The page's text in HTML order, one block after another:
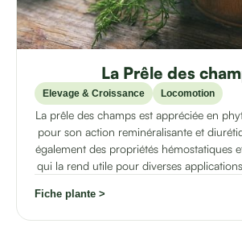
La Prêle des
Elevage & Croissance Locomotion
La prêle des champs est appréciée en
pour son action reminéralisante et
également des propriétés hémostatiques
qui la rend utile pour diverses
Fiche plante >